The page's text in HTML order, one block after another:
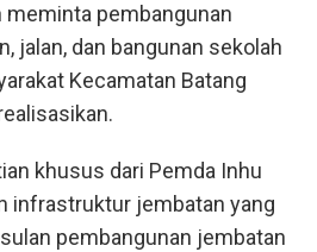
pembangunan
jalan, dan bangunan sekolah
Kecamatan Batang
khusus dari Pemda Inhu
infrastruktur jembatan yang
pembangunan jembatan